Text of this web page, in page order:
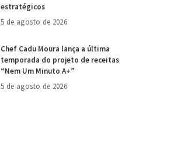
estratégicos
5 de agosto de 2026
Chef Cadu Moura lança a última
temporada do projeto de receitas
“Nem Um Minuto A+”
5 de agosto de 2026